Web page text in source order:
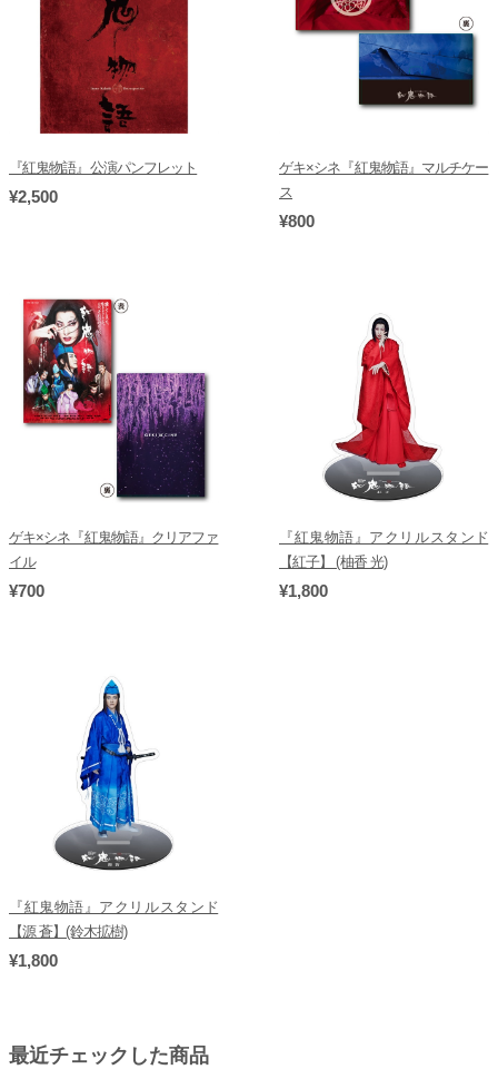
『紅鬼物語』公演パンフレット
¥2,500
ゲキ×シネ『紅鬼物語』マルチケー
ス
¥800
ゲキ×シネ『紅鬼物語』クリアファ
イル
¥700
『紅鬼物語』アクリルスタンド
【紅子】 (柚香 光)
¥1,800
『紅鬼物語』アクリルスタンド
【源 蒼】(鈴木拡樹)
¥1,800
最近チェックした商品